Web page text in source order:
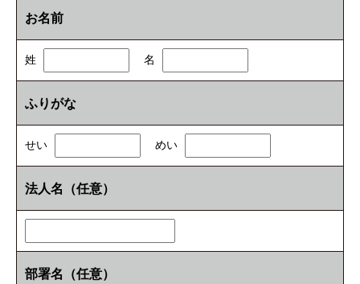
お名前
姓 名
ふりがな
せい めい
法人名（任意）
部署名（任意）